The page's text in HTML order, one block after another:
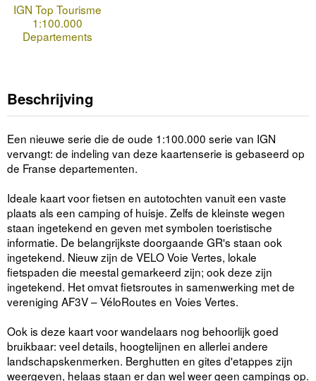
IGN Top Tourisme
1:100.000
Departements
Beschrijving
Een nieuwe serie die de oude 1:100.000 serie van IGN
vervangt: de indeling van deze kaartenserie is gebaseerd op
de Franse departementen.
Ideale kaart voor fietsen en autotochten vanuit een vaste
plaats als een camping of huisje. Zelfs de kleinste wegen
staan ingetekend en geven met symbolen toeristische
informatie. De belangrijkste doorgaande GR's staan ook
ingetekend. Nieuw zijn de VELO Voie Vertes, lokale
fietspaden die meestal gemarkeerd zijn; ook deze zijn
ingetekend. Het omvat fietsroutes in samenwerking met de
vereniging AF3V – VéloRoutes en Voies Vertes.
Ook is deze kaart voor wandelaars nog behoorlijk goed
bruikbaar: veel details, hoogtelijnen en allerlei andere
landschapskenmerken. Berghutten en gites d'etappes zijn
weergeven, helaas staan er dan wel weer geen campings op.